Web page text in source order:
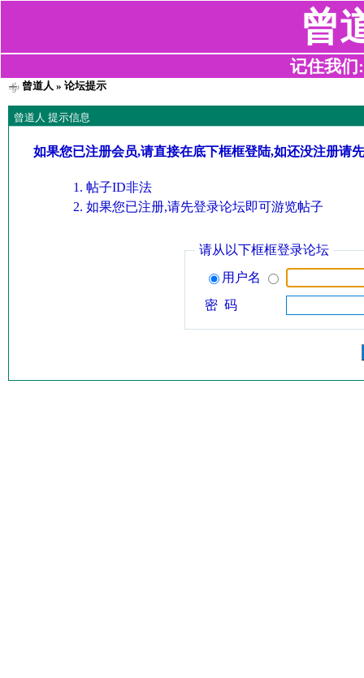
曾
记住我们
曾道人 » 论坛提示
曾道人 提示信息
如果您已注册会员,请直接在底下框框登陆,如还没注册请
帖子ID非法
如果您已注册,请先登录论坛即可游览帖子
请从以下框框登录论坛
用户名
密 码